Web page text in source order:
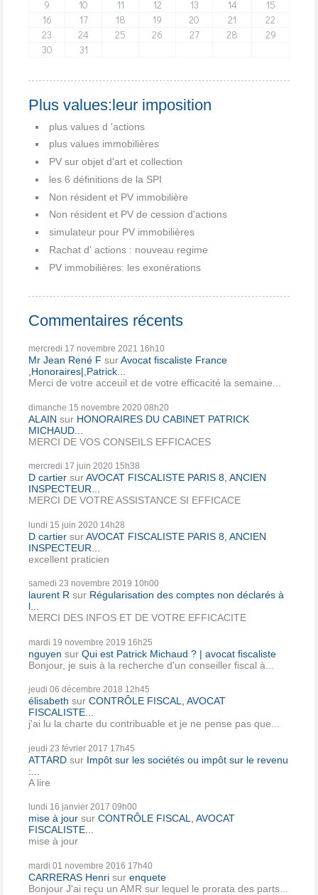
9 10 11 12 13 14
15
16
17 18 19 20 21
22
23
24 25 26 27 28
29
30
31
Plus values:leur imposition
plus values d 'actions
plus values immobilières
PV sur objet d'art et collection
les 6 définitions de la SPI
Non résident et PV immobilière
Non résident et PV de cession d'actions
simulateur pour PV immobilières
Rachat d' actions : nouveau regime
PV immobilières: les exonérations
Commentaires récents
mercredi 17 novembre 2021 16h10
Mr Jean René F surAvocat fiscaliste France
,Honoraires|,Patrick...
Merci de votre acceuil et de votre efficacité la semaine...
dimanche 15 novembre 2020 08h20
ALAIN sur HONORAIRES DU CABINET PATRICK
MICHAUD...
MERCI DE VOS CONSEILS EFFICACES
mercredi 17 juin 2020 15h38
D cartier surAVOCAT FISCALISTE PARIS 8, ANCIEN
INSPECTEUR...
MERCI DE VOTRE ASSISTANCE SI EFFICACE
lundi 15 juin 2020 14h28
D cartier surAVOCAT FISCALISTE PARIS 8, ANCIEN
INSPECTEUR...
excellent praticien
samedi 23 novembre 2019 10h00
laurent R sur Régularisation des comptes non déclarés à
l...
MERCI DES INFOS ET DE VOTRE EFFICACITE
mardi 19 novembre 2019 16h25
nguyen sur Qui est Patrick Michaud ? | avocat fiscaliste
Bonjour, je suis à la recherche d'un conseiller fiscal à...
jeudi 06 décembre 2018 12h45
élisabeth sur CONTRÔLE FISCAL, AVOCAT
FISCALISTE...
j'ai lu la charte du contribuable et je ne pense pas que...
jeudi 23 février 2017 17h45
ATTARD sur Impôt sur les sociétés ou impôt sur le revenu
:...
A lire
lundi 16 janvier 2017 09h00
mise à jour sur CONTRÔLE FISCAL, AVOCAT
FISCALISTE...
mise à jour
mardi 01 novembre 2016 17h40
CARRERAS Henri sur enquete
Bonjour J'ai reçu un AMR sur lequel le prorata des parts...